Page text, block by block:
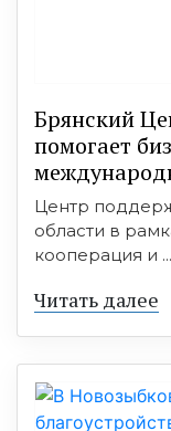
Брянский
помогает
Центр
области в
кооперация и ...
Читать далее